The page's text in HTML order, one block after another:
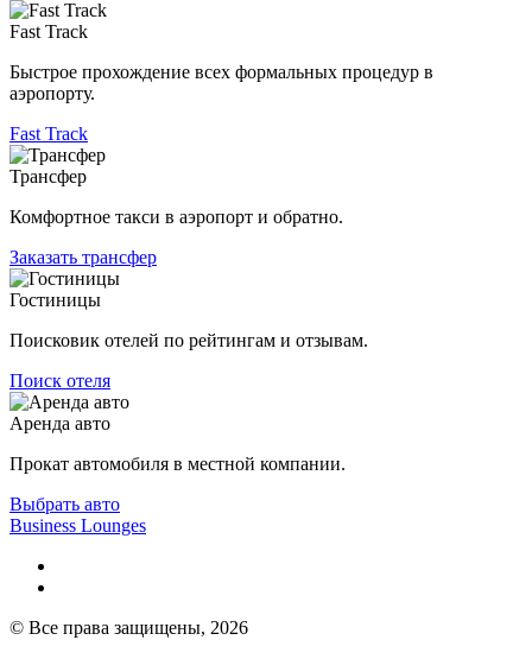
Fast Track
Быстрое прохождение всех формальных процедур в
аэропорту.
Fast Track
Трансфер
Комфортное такси в аэропорт и обратно.
Заказать трансфер
Гостиницы
Поисковик отелей по рейтингам и отзывам.
Поиск отеля
Аренда авто
Прокат автомобиля в местной компании.
Выбрать авто
Business Lounges
© Все права защищены, 2026